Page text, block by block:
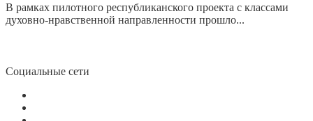
В рамках пилотного республиканского проекта с классами
духовно-нравственной направленности прошло...
Социальные сети